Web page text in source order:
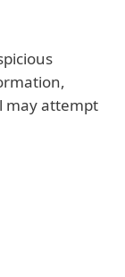
may attempt